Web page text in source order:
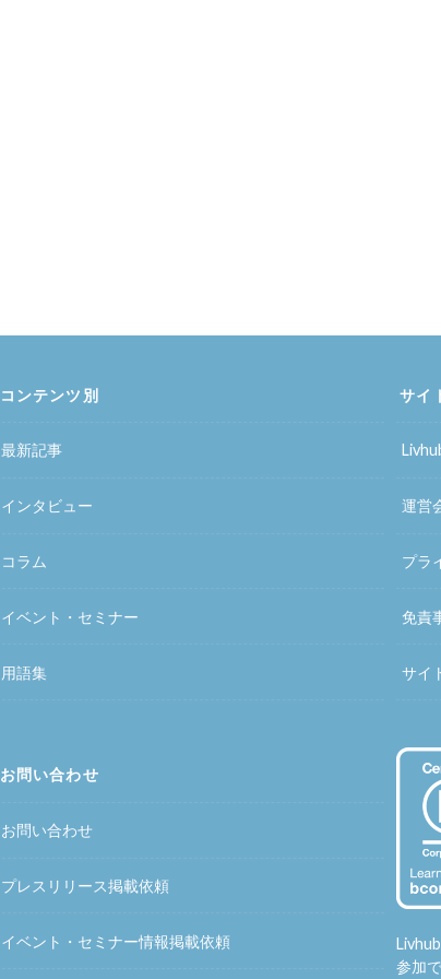
コンテンツ別
最新記事
インタビュー
コラム
イベント・セミナー
用語集
お問い合わせ
お問い合わせ
プレスリリース掲載依頼
イベント・セミナー情報掲載依頼
サイ
運営
プラ
免責
サイ
参加